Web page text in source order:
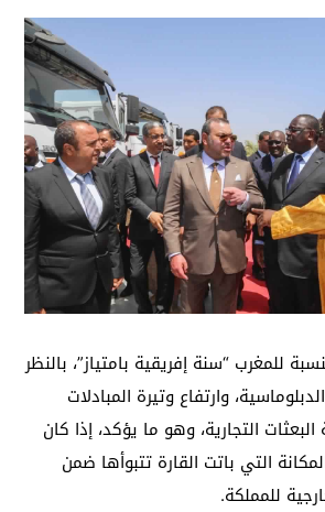
سنة 2015 بالنسبة للمغرب “سنة إفريقية بامتياز”، بالنظر
وارتفاع وتيرة المبادلات
البعثات التجارية، وهو ما يؤكد، إذا كان
التي باتت القارة تتبوأها ضمن
للمملكة.